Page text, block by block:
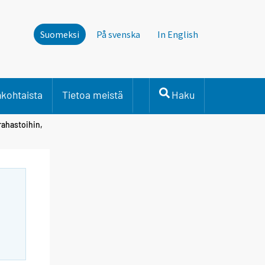
Suomeksi På svenska In English
Tietoa meistä Haku